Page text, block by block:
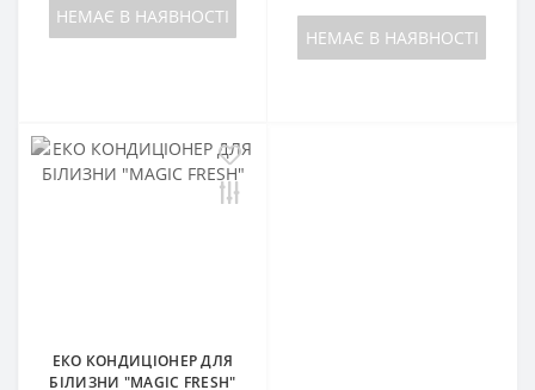
НЕМАЄ В НАЯВНОСТІ
НЕМАЄ В НАЯВНОСТІ
ЕКO КОНДИЦІОНЕР ДЛЯ
БІЛИЗНИ "MAGIC FRESH"